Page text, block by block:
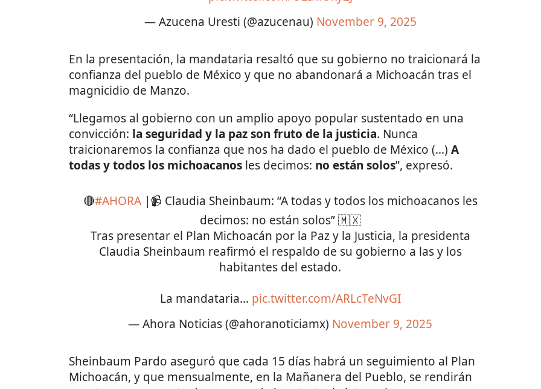
— Azucena Uresti (@azucenau) November 9, 2025
En la presentación, la mandataria resaltó que su gobierno no traicionará la
confianza del pueblo de México y que no abandonará a Michoacán tras el
magnicidio de Manzo.
“Llegamos al gobierno con un amplio apoyo popular sustentado en una
convicción: la seguridad y la paz son fruto de la justicia. Nunca
traicionaremos la confianza que nos ha dado el pueblo de México (...) A
todas y todos los michoacanos les decimos: no están solos”, expresó.
🔴#AHORA|📹 Claudia Sheinbaum: “A todas y todos los michoacanos les
decimos: no están solos” 🇲🇽
Tras presentar el Plan Michoacán por la Paz y la Justicia, la presidenta
Claudia Sheinbaum reafirmó el respaldo de su gobierno a las y los
habitantes del estado.
La mandataria… pic.twitter.com/ARLcTeNvGI
— Ahora Noticias (@ahoranoticiamx) November 9, 2025
Sheinbaum Pardo aseguró que cada 15 días habrá un seguimiento al Plan
Michoacán, y que mensualmente, en la Mañanera del Pueblo, se rendirán